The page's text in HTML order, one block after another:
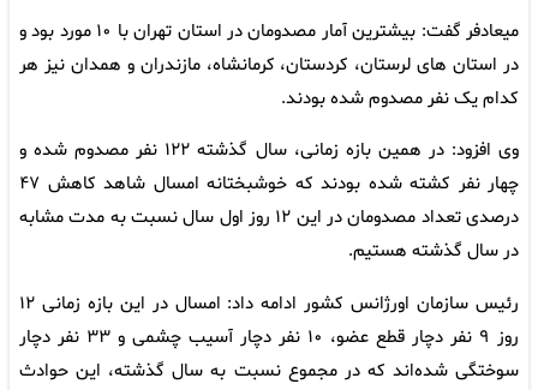
میعادفر گفت: بیشترین آمار مصدومان در استان تهران با ۱۰ مورد بود و
در استان های لرستان، کردستان، کرمانشاه، مازندران و همدان نیز هر
کدام یک نفر مصدوم شده بودند.
وی افزود: در همین بازه زمانی، سال گذشته ۱۲۲ نفر مصدوم شده و
چهار نفر کشته شده بودند که خوشبختانه امسال شاهد کاهش ۴۷
درصدی تعداد مصدومان در این ۱۲ روز اول سال نسبت به مدت مشابه
در سال گذشته هستیم.
رئیس سازمان اورژانس کشور ادامه داد: امسال در این بازه زمانی ۱۲
روز ۹ نفر دچار قطع عضو، ۱۰ نفر دچار آسیب چشمی و ۳۳ نفر دچار
سوختگی شده‌اند که در مجموع نسبت به سال گذشته، این حوادث